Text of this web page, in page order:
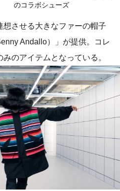
のコラボシューズ
させる大きなファーの帽子
Andallo）」が提供。コレ
のアイテムとなっている。